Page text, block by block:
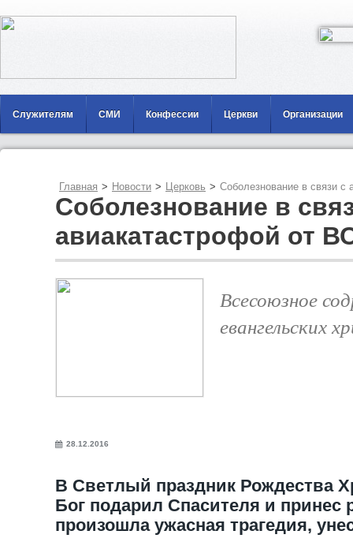
Служителям СМИ Конфессии Церкви Организации
Главная > Новости > Церковь > Соболезнование в связи
Соболезнование в
авиакатастрофой от
Всесоюзное
евангельских
28.12.2016
В Светлый праздник Рождества
Бог подарил Спасителя и принес
произошла ужасная трагедия,